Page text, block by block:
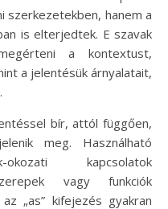
szerkezetekben, hanem a
is elterjedtek. E szavak
a kontextust,
a jelentésük árnyalatait,
bír, attól függően,
meg. Használható
okozati kapcsolatok
vagy funkciók
„as” kifejezés gyakran